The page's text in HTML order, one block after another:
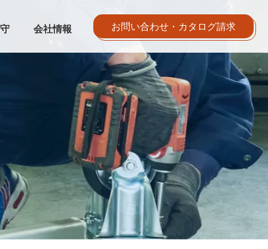
会社情報 お問い合わせ・カタログ請求